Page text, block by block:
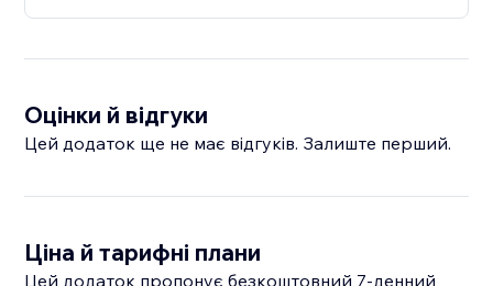
Оцінки й відгуки
Цей додаток ще не має відгуків. Залиште перший.
Ціна й тарифні плани
Цей додаток пропонує безкоштовний 7‑денний